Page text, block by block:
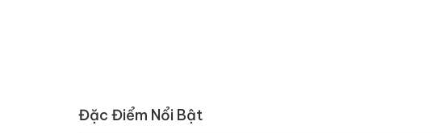
Đặc Điểm Nổi Bật